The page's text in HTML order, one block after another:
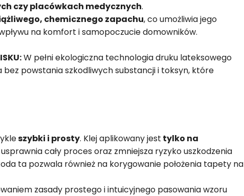
czy placówkach medycznych.
chemicznego zapachu, co umożliwia jego
na komfort i samopoczucie domowników.
W pełni ekologiczna technologia druku lateksowego
powstania szkodliwych substancji i toksyn, które
szybki i prosty. Klej aplikowany jest tylko na
cały proces oraz zmniejsza ryzyko uszkodzenia
ta pozwala również na korygowanie położenia tapety na
zasady prostego i intuicyjnego pasowania wzoru